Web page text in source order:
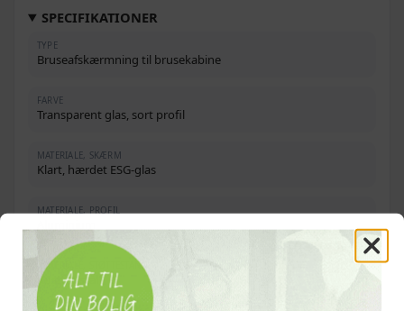
SPECIFIKATIONER
TYPE
Bruseafskærmning til brusekabine
FARVE
Transparent glas, sort profil
MATERIALE, SKÆRM
Klart, hærdet ESG-glas
MATERIALE, PROFIL
MATERIALE, STØTTESTANG
Rustfrit stål